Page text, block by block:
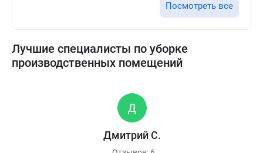
Посмотреть все
Лучшие специалисты по уборке
производственных помещений
Дмитрий С.